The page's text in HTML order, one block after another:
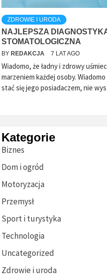
ZDROWIE I URODA
NAJLEPSZA
STOMATOLOGICZNA
BY REDAKCJA 7 LAT AGO
Wiadomo, że ładny i zdrowy
marzeniem każdej osoby.
stać się jego posiadaczem, nie
Kategorie
Biznes
Dom i ogród
Motoryzacja
Przemysł
Sport i turystyka
Technologia
Uncategorized
Zdrowie i uroda